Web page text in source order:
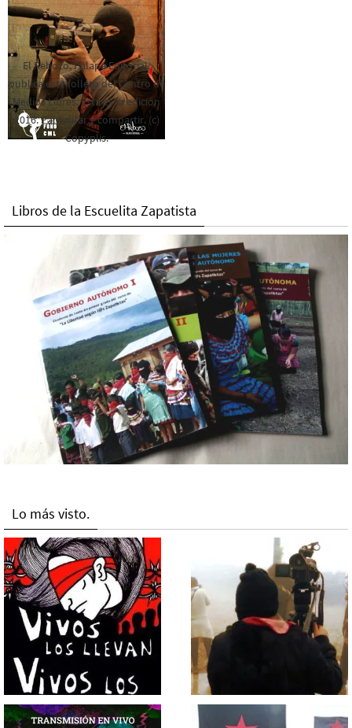
El Rebozo, Palapa Editorial,
publica este folleto del Centro de
Medios Libres. Esta es la edición
2016. Para rolar y compartir. (c)
Copyplis.
Libros de la Escuelita Zapatista
Lo más visto.